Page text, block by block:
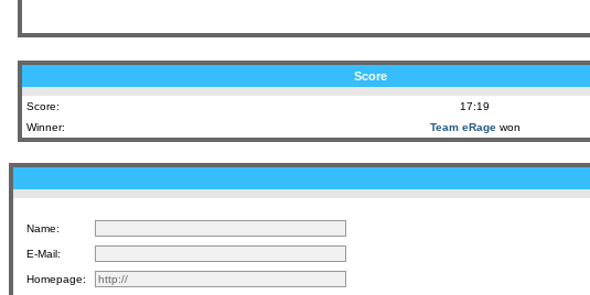
Score
Score:
17:19
Winner:
Team eRagewon
Name:
E-Mail:
Homepage: